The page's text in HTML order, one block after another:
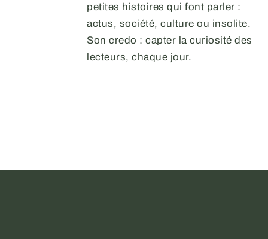
petites histoires qui font parler :
actus, société, culture ou insolite.
Son credo : capter la curiosité des
lecteurs, chaque jour.